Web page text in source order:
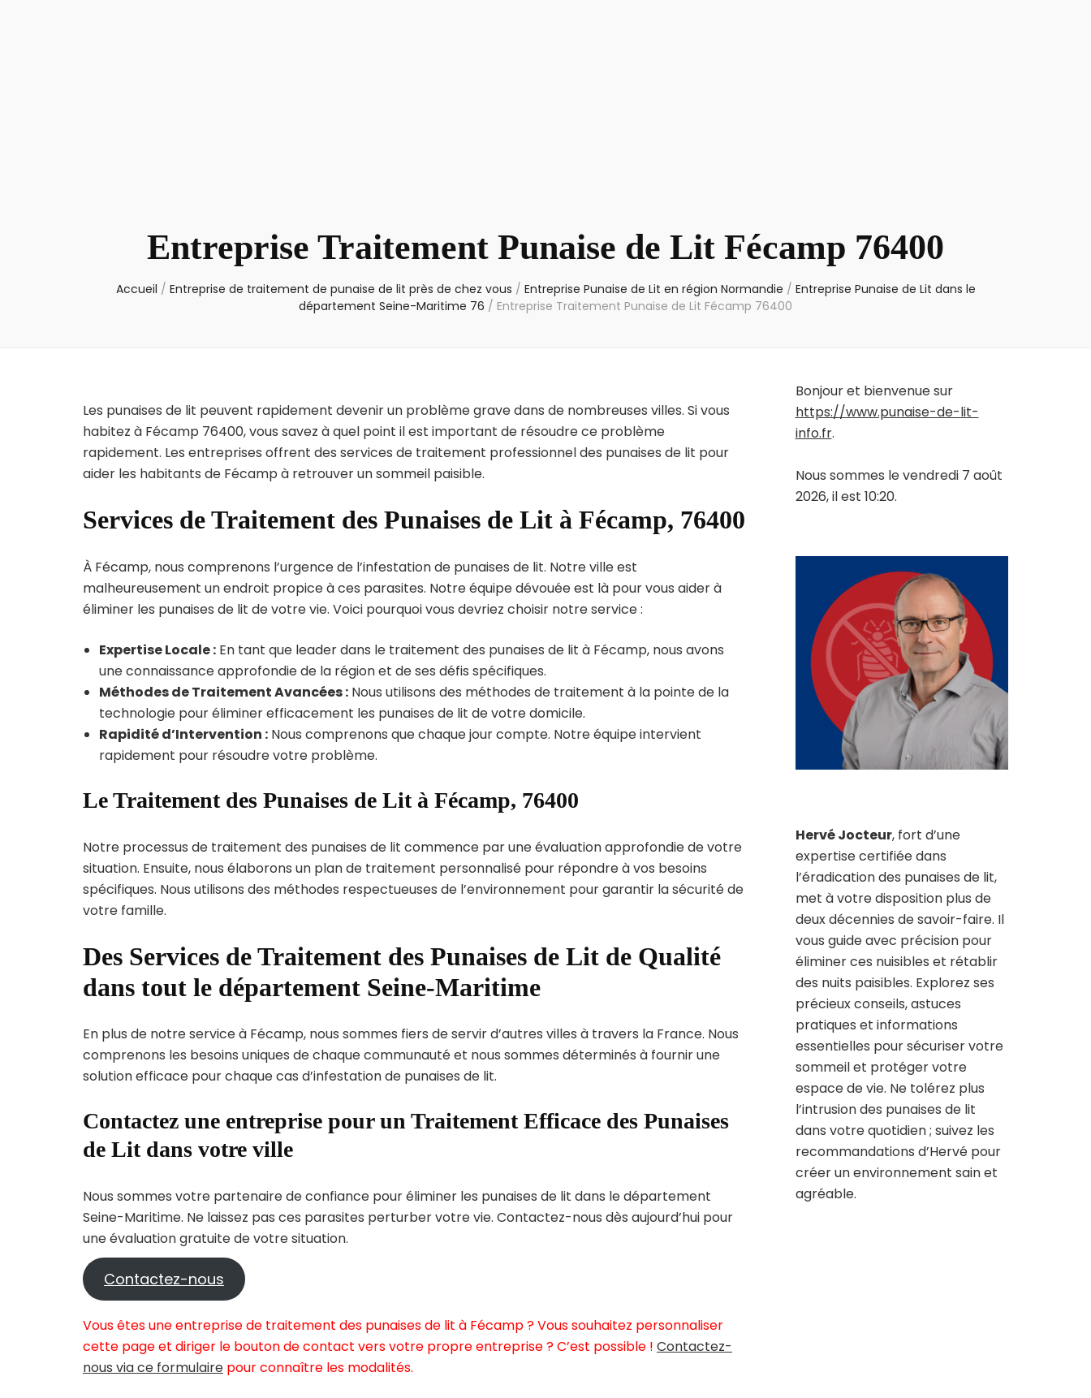
Entreprise Traitement Punaise de Lit Fécamp 76400
Accueil / Entreprise de traitement de punaise de lit près de chez vous / Entreprise Punaise de Lit en région Normandie / Entreprise Punaise de Lit dans le
département Seine-Maritime 76 / Entreprise Traitement Punaise de Lit Fécamp 76400
Les punaises de lit peuvent rapidement devenir un problème grave dans de nombreuses villes. Si vous
habitez à Fécamp 76400, vous savez à quel point il est important de résoudre ce problème
rapidement. Les entreprises offrent des services de traitement professionnel des punaises de lit pour
aider les habitants de Fécamp à retrouver un sommeil paisible.
Services de Traitement des Punaises de Lit à Fécamp, 76400
À Fécamp, nous comprenons l’urgence de l’infestation de punaises de lit. Notre ville est
malheureusement un endroit propice à ces parasites. Notre équipe dévouée est là pour vous aider à
éliminer les punaises de lit de votre vie. Voici pourquoi vous devriez choisir notre service :
Expertise Locale : En tant que leader dans le traitement des punaises de lit à Fécamp, nous avons
une connaissance approfondie de la région et de ses défis spécifiques.
Méthodes de Traitement Avancées : Nous utilisons des méthodes de traitement à la pointe de la
technologie pour éliminer efficacement les punaises de lit de votre domicile.
Rapidité d’Intervention : Nous comprenons que chaque jour compte. Notre équipe intervient
rapidement pour résoudre votre problème.
Le Traitement des Punaises de Lit à Fécamp, 76400
Notre processus de traitement des punaises de lit commence par une évaluation approfondie de votre
situation. Ensuite, nous élaborons un plan de traitement personnalisé pour répondre à vos besoins
spécifiques. Nous utilisons des méthodes respectueuses de l’environnement pour garantir la sécurité de
votre famille.
Des Services de Traitement des Punaises de Lit de Qualité
dans tout le département Seine-Maritime
En plus de notre service à Fécamp, nous sommes fiers de servir d’autres villes à travers la France. Nous
comprenons les besoins uniques de chaque communauté et nous sommes déterminés à fournir une
solution efficace pour chaque cas d’infestation de punaises de lit.
Contactez une entreprise pour un Traitement Efficace des Punaises
de Lit dans votre ville
Nous sommes votre partenaire de confiance pour éliminer les punaises de lit dans le département
Seine-Maritime. Ne laissez pas ces parasites perturber votre vie. Contactez-nous dès aujourd’hui pour
une évaluation gratuite de votre situation.
Contactez-nous
Vous êtes une entreprise de traitement des punaises de lit à Fécamp ? Vous souhaitez personnaliser
cette page et diriger le bouton de contact vers votre propre entreprise ? C’est possible ! Contactez-
nous via ce formulaire pour connaître les modalités.
Bonjour et bienvenue sur
https://www.punaise-de-lit-
info.fr.
Nous sommes le vendredi 7 août
2026, il est 10:20.
Hervé Jocteur, fort d’une
expertise certifiée dans
l’éradication des punaises de lit,
met à votre disposition plus de
deux décennies de savoir-faire. Il
vous guide avec précision pour
éliminer ces nuisibles et rétablir
des nuits paisibles. Explorez ses
précieux conseils, astuces
pratiques et informations
essentielles pour sécuriser votre
sommeil et protéger votre
espace de vie. Ne tolérez plus
l’intrusion des punaises de lit
dans votre quotidien ; suivez les
recommandations d’Hervé pour
créer un environnement sain et
agréable.